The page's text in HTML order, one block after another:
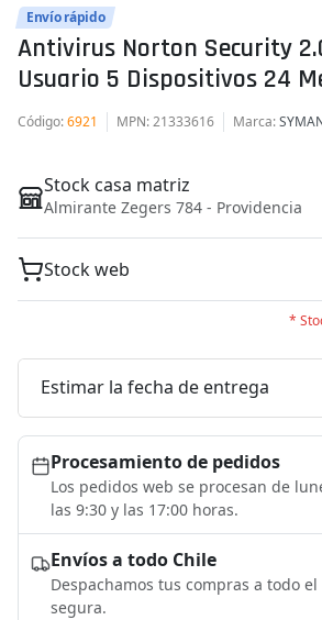
Envío rápido
Antivirus Norton Security
Usuario 5 Dispositivos 24
Código:6921 MPN: 21333616 Marca:
Stock casa matriz
Almirante Zegers 784 - Providencia
Stock web
*
Estimar la fecha de entrega
Procesamiento de pedidos
Los pedidos web se procesan de
las 9:30 y las 17:00 horas.
Envíos a todo Chile
Despachamos tus compras a todo
segura.